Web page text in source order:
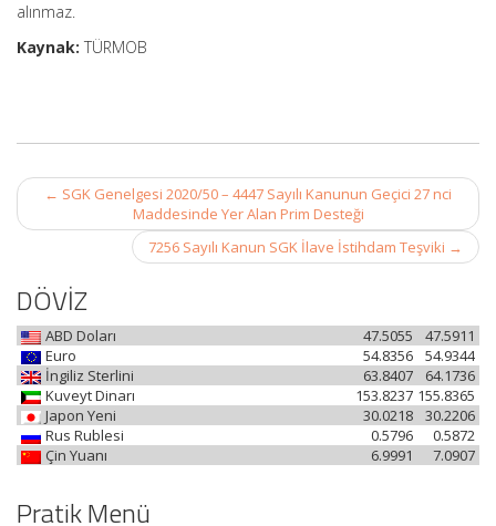
alınmaz.
Kaynak: TÜRMOB
Post
navigation
← SGK Genelgesi 2020/50 – 4447 Sayılı Kanunun Geçici 27 nci
Maddesinde Yer Alan Prim Desteği
7256 Sayılı Kanun SGK İlave İstihdam Teşviki →
DÖVİZ
ABD Doları 47.5911
47.5055
Euro
54.9344
54.8356
İngiliz Sterlini
64.1736
63.8407
Kuveyt Dinarı
155.8365
153.8237
Japon Yeni
30.2206
30.0218
Rus Rublesi
0.5872
0.5796
Çin Yuanı
7.0907
6.9991
Pratik Menü